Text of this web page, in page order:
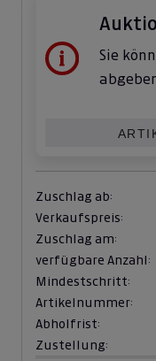
Sie
Zuschlag ab:
Verkaufspreis:
Zuschlag am:
verfügbare Anzahl:
Mindestschritt:
Artikelnummer:
Abholfrist:
Zustellung: